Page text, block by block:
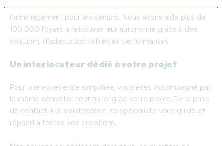
Depuis 2003, Indépendance Royale est le leader de
l’aménagement pour les seniors. Nous avons aidé plus de
100 000 foyers à retrouver leur autonomie grâce à des
solutions d’adaptation fiables et performantes.
Un interlocuteur dédié à votre projet
Pour une expérience simplifiée, vous êtes accompagné par
le même conseiller tout au long de votre projet. De la prise
de contact à la maintenance, ce spécialiste vous guide et
répond à toutes vos questions.